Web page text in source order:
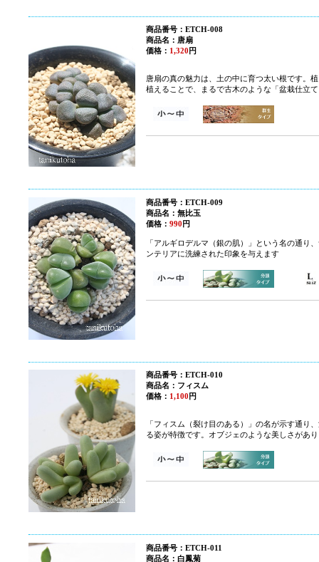
商品番号：ETCH-008
商品名：唐扇
価格： 1,320 円
唐扇の真の魅力は、土の中に育つ太い根です。
植えることで、まるで古木のような「盆栽仕立
商品番号：ETCH-009
商品名：無比玉
価格： 990 円
「アルギロデルマ（銀の肌）」という名の通り
ンテリアに洗練された印象を与えます
商品番号：ETCH-010
商品名：フィスム
価格： 1,100 円
「フィスム（裂け目のある）」の名が示す通り
る姿が特徴です。オブジェのような美しさがあ
商品番号：ETCH-011
商品名：白鳳菊